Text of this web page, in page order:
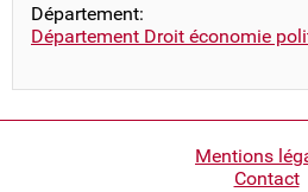
Département:
Département Droit économie
Mentions
Contact